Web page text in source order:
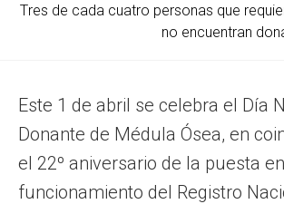
Tres de cada cuatro personas que
no encuentran
Este 1 de abril se celebra el Día
Donante de Médula Ósea, en
el 22º aniversario de la puesta en
funcionamiento del Registro